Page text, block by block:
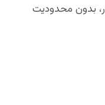
بدون محدودیت